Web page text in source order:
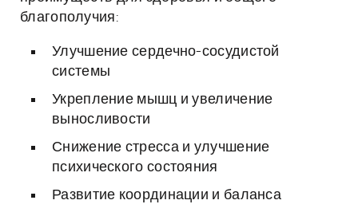
благополучия:
Улучшение сердечно-сосудистой
системы
Укрепление мышц и увеличение
выносливости
Снижение стресса и улучшение
психического состояния
Развитие координации и баланса